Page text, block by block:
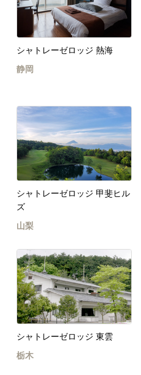
シャトレーゼロッジ 熱海
静岡
シャトレーゼロッジ 甲斐ヒル
ズ
山梨
シャトレーゼロッジ 東雲
栃木